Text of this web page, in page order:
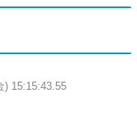
) 15:15:43.55